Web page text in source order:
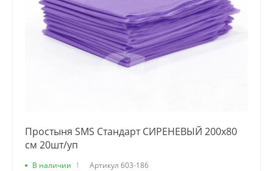
Простыня SMS Стандарт СИРЕНЕВЫЙ 200х80
см 20шт/уп
В наличии 1 Артикул 603-186